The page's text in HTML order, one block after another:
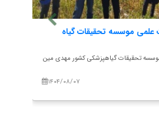
علمی موسسه تحقیقات گیاه
تحقیقات گیاهپزشکی کشور مهدی مین
۱۴۰۴/۰۸/۰۷